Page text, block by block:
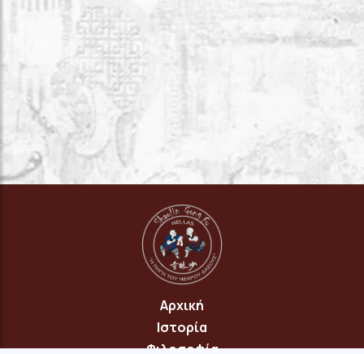
Αρχική
Ιστορία
Φιλοσοφία